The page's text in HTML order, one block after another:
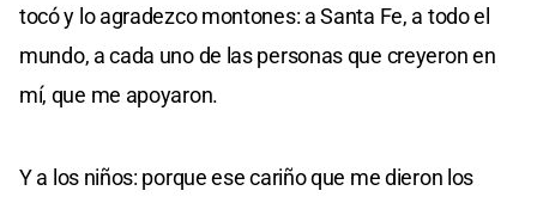
tocó y lo agradezco montones: a Santa Fe, a todo el
mundo, a cada uno de las personas que creyeron en
mí, que me apoyaron.
Y a los niños: porque ese cariño que me dieron los